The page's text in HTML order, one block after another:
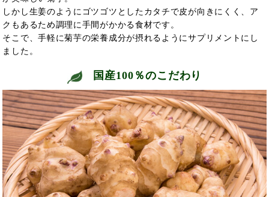
しかし生姜のようにゴツゴツとしたカタチで皮が向きにくく、ア
クもあるため調理に手間がかかる食材です。
そこで、手軽に菊芋の栄養成分が摂れるようにサプリメントにし
ました。
国産100％のこだわり